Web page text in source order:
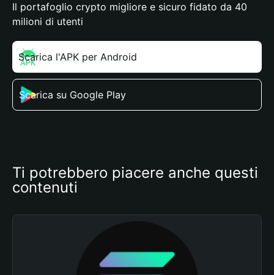
Il portafoglio crypto migliore e sicuro fidato da 40
milioni di utenti
Scarica l'APK per Android
Scarica su Google Play
Ti potrebbero piacere anche questi
contenuti